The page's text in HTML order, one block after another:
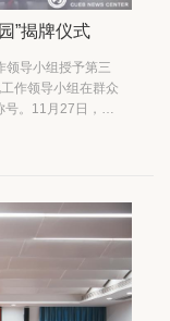
”揭牌仪式
领导小组授予第三
作领导小组在群众
号。11月27日，学
。仪式由党委副